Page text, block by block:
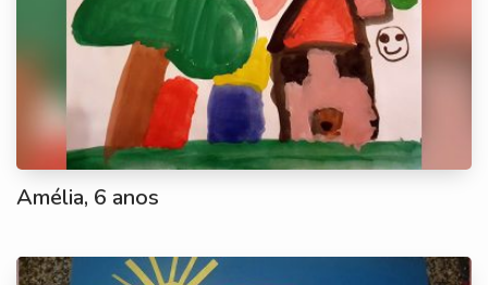
Amélia, 6 anos